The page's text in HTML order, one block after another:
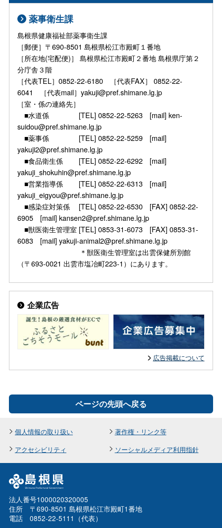
薬事衛生課
島根県健康福祉部薬事衛生課
［郵便］〒690-8501 島根県松江市殿町１番地
［所在地(宅配便)］ 島根県松江市殿町２番地 島根県庁第２
分庁舎３階
［代表TEL］0852-22-6180 ［代表FAX］ 0852-22-
6041 ［代表mail］yakuji@pref.shimane.lg.jp
［室・係の連絡先］
■水道係 [TEL] 0852-22-5263 [mail] ken-
suidou@pref.shimane.lg.jp
■薬事係 [TEL] 0852-22-5259 [mail]
yakuji2@pref.shimane.lg.jp
■食品衛生係 [TEL] 0852-22-6292 [mail]
yakuji_shokuhin@pref.shimane.lg.jp
■営業指導係 [TEL] 0852-22-6313 [mail]
yakuji_eigyou@pref.shimane.lg.jp
■感染症対策係 [TEL] 0852-22-6530 [FAX] 0852-22-
6905 [mail] kansen2@pref.shimane.lg.jp
■獣医衛生管理室 [TEL] 0853-31-6073 [FAX] 0853-31-
6083 [mail] yakuji-animal2@pref.shimane.lg.jp
＊獣医衛生管理室は出雲保健所別館
（〒693-0021 出雲市塩冶町223-1）にあります。
企業広告
広告掲載について
ページの先頭へ戻る
個人情報の取り扱い
著作権・リンク等
アクセシビリティ
ソーシャルメディア利用指針
法人番号1000020320005
住所 〒690-8501 島根県松江市殿町1番地
電話 0852-22-5111（代表）